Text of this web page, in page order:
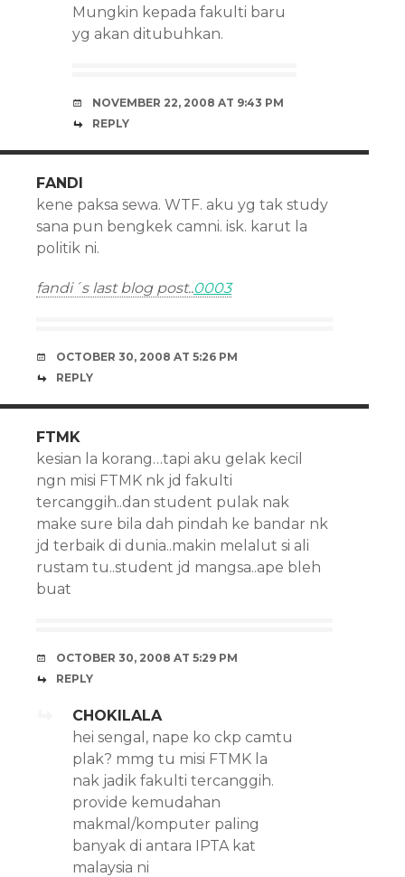
Mungkin kepada fakulti baru
yg akan ditubuhkan.
NOVEMBER 22, 2008 AT 9:43 PM
REPLY
FANDI
kene paksa sewa. WTF. aku yg tak study
sana pun bengkek camni. isk. karut la
politik ni.
fandi´s last blog post..0003
OCTOBER 30, 2008 AT 5:26 PM
REPLY
FTMK
kesian la korang…tapi aku gelak kecil
ngn misi FTMK nk jd fakulti
tercanggih..dan student pulak nak
make sure bila dah pindah ke bandar nk
jd terbaik di dunia..makin melalut si ali
rustam tu..student jd mangsa..ape bleh
buat
OCTOBER 30, 2008 AT 5:29 PM
REPLY
CHOKILALA
hei sengal, nape ko ckp camtu
plak? mmg tu misi FTMK la
nak jadik fakulti tercanggih.
provide kemudahan
makmal/komputer paling
banyak di antara IPTA kat
malaysia ni